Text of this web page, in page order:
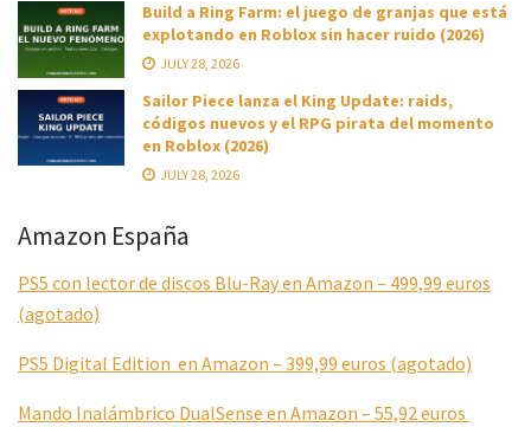
Build a Ring Farm: el juego de granjas que está
explotando en Roblox sin hacer ruido (2026)
JULY 28, 2026
Sailor Piece lanza el King Update: raids,
códigos nuevos y el RPG pirata del momento
en Roblox (2026)
JULY 28, 2026
Amazon España
PS5 con lector de discos Blu-Ray en Amazon – 499,99 euros
(agotado)
PS5 Digital Edition en Amazon – 399,99 euros (agotado)
Mando Inalámbrico DualSense en Amazon – 55,92 euros